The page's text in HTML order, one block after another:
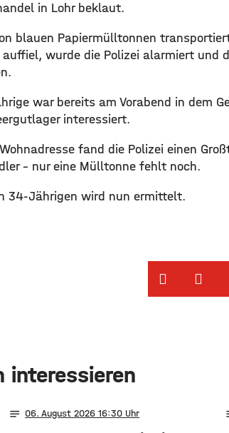
in Lohr beklaut.
blauen Papiermülltonnen
wurde die Polizei alarmiert und
war bereits am Vorabend in dem
interessiert.
fand die Polizei einen
– nur eine Mülltonne fehlt noch.
34-Jährigen wird nun ermittelt.
interessieren
notes 06. August 2026 16:30